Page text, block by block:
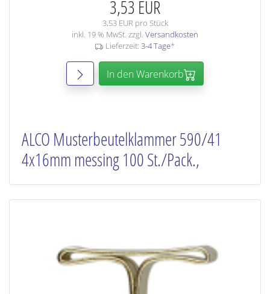
3,53 EUR
3,53 EUR pro Stück
inkl. 19 % MwSt. zzgl. Versandkosten
Lieferzeit: 3-4 Tage*
In den Warenkorb
ALCO Musterbeutelklammer 590/41
4x16mm messing 100 St./Pack.,